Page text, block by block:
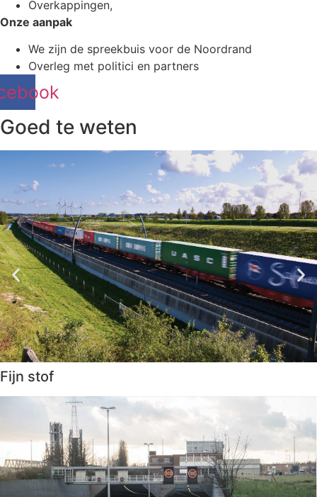
Overkappingen,
Onze aanpak
We zijn de spreekbuis voor de Noordrand
Overleg met politici en partners
Goed te weten
Fijn stof